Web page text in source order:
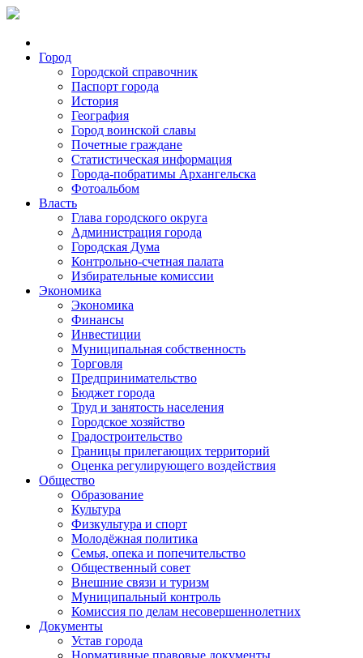
Город
Городской справочник
Паспорт города
История
География
Город воинской славы
Почетные граждане
Статистическая информация
Города-побратимы Архангельска
Фотоальбом
Власть
Глава городского округа
Администрация города
Городская Дума
Контрольно-счетная палата
Избирательные комиссии
Экономика
Экономика
Финансы
Инвестиции
Муниципальная собственность
Торговля
Предпринимательство
Бюджет города
Труд и занятость населения
Городское хозяйство
Градостроительство
Границы прилегающих территорий
Оценка регулирующего воздействия
Общество
Образование
Культура
Физкультура и спорт
Молодёжная политика
Семья, опека и попечительство
Общественный совет
Внешние связи и туризм
Муниципальный контроль
Комиссия по делам несовершеннолетних
Документы
Устав города
Нормативные правовые документы